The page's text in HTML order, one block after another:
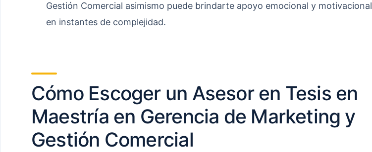
Gestión Comercial asimismo puede brindarte apoyo emocional y motivacional
en instantes de complejidad.
Cómo Escoger un Asesor en Tesis en
Maestría en Gerencia de Marketing y
Gestión Comercial